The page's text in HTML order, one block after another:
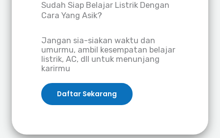
Sudah Siap Belajar Listrik Dengan
Cara Yang Asik?
Jangan sia-siakan waktu dan
umurmu, ambil kesempatan belajar
listrik, AC, dll untuk menunjang
karirmu
Daftar Sekarang